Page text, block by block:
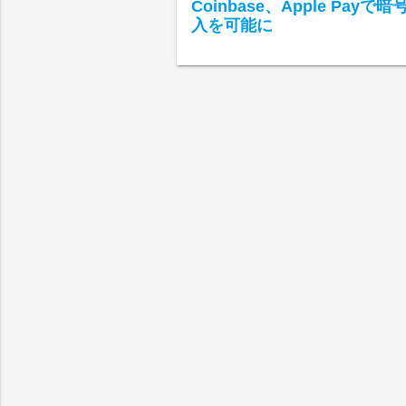
Coinbase、Apple Payで暗
入を可能に